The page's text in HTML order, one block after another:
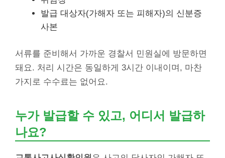
발급 대상자(가해자 또는 피해자)의 신분증
사본
서류를 준비해서 가까운 경찰서 민원실에 방문하면
돼요. 처리 시간은 동일하게 3시간 이내이며, 마찬
가지로 수수료는 없어요.
누가 발급할 수 있고, 어디서 발급하
나요?